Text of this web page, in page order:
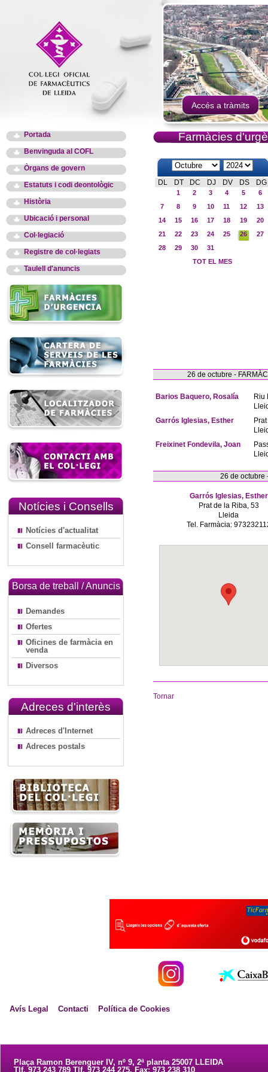
Accés a tràmits
Portada
Benvinguda al COFL
Òrgans de govern
Estatuts i codi deontològic
Història
Ubicació i personal
Col·legiació
Registre de col·legiats
Taulell d'anuncis
Notícies i Consells
Notícies d'actualitat
Consell farmacèutic
Borsa de treball / Anuncis
Demandes
Ofertes
Oficines de farmàcia en
venda
Diversos
Adreces d'interès
Adreces d'Internet
Adreces postals
Farmàcies
DL DT DC DJ DV DS DG
1 2 3 4 5
6
7
8 9 10 11 12
13
14
15 16 17 18 19
20
21
22 23 24 25 26
27
28
29 30
31
TOT EL MES
26 de octubre -
Barios Baquero, Rosalía
Riu
Garrós Iglesias, Esther
Freixinet Fondevila, Joan
26 de octubre
Garrós Iglesias, Esther
Prat de la Riba, 53
Lleida
Tel. Farmàcia:
Tornar
Avís Legal Contacti Política de Cookies
Plaça Ramon Berenguer IV, nº 9, 2ª planta 25007 LLEIDA
Tlf. 973 243 789 Tlf. 973 244 275. Fax: 973 238 310